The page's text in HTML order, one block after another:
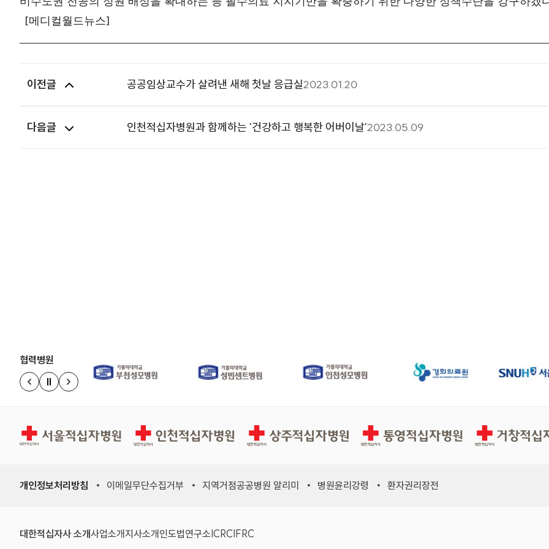
[메디컬월드뉴스]
이전글 공공임상교수가 살려낸 새해 첫날 응급실2023.01.20
다음글 인천적십자병원과 함께하는 '건강하고 행복한 어버이날'2023.05.09
협력병원
이전 슬라이드
정지
다음 슬라이드
서울적십자병원 인천적십자병원 상주적십자병원 통영적십자병원 거창적십자병원
개인정보처리방침 이메일무단수집거부 지역거점공공병원 알리미 병원윤리강령 환자권리장전
대한적십자사 소개사업소개지사소개 인도법연구소 ICRC IFRC